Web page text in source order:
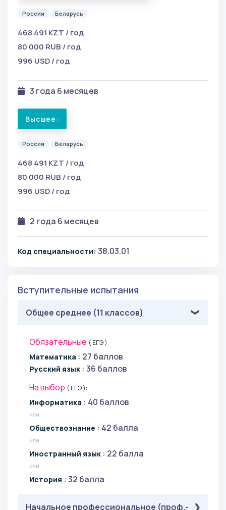
Россия Беларусь
468 491 KZT / год
80 000 RUB / год
996 USD / год
3 года 6 месяцев
Высшее:
Россия Беларусь
468 491 KZT / год
80 000 RUB / год
996 USD / год
2 года 6 месяцев
Код специальности: 38.03.01
Вступительные испытания
Общее среднее (11 классов)
Обязательные ( ЕГЭ ):
Математика : 27 баллов
Русский язык : 36 баллов
На выбор ( ЕГЭ ):
Информатика : 40 баллов
или
Обществознание : 42 балла
или
Иностранный язык : 22 балла
или
История : 32 балла
Начальное профессиональное (проф.-